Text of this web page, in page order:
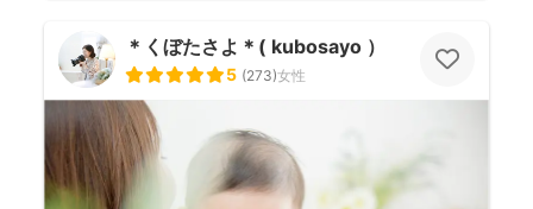
＊くぼたさよ＊( kubosayo ）
5 (273)女性